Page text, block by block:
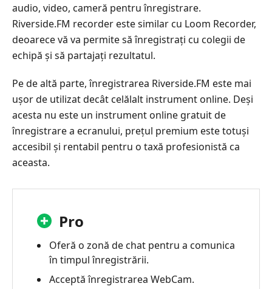
audio, video, cameră pentru înregistrare.
Riverside.FM recorder este similar cu Loom Recorder,
deoarece vă va permite să înregistrați cu colegii de
echipă și să partajați rezultatul.
Pe de altă parte, înregistrarea Riverside.FM este mai
ușor de utilizat decât celălalt instrument online. Deși
acesta nu este un instrument online gratuit de
înregistrare a ecranului, prețul premium este totuși
accesibil și rentabil pentru o taxă profesionistă ca
aceasta.
Pro
Oferă o zonă de chat pentru a comunica
în timpul înregistrării.
Acceptă înregistrarea WebCam.